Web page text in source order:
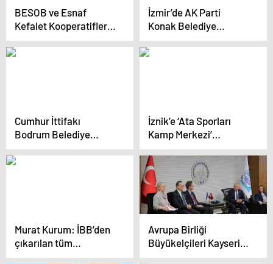
BESOB ve Esnaf
Kefalet Kooperatifleri
Üyeleriyle Buluştu
İzmir’de AK Parti
Konak Belediye
Başkan adayı Ceyda
Bölünmez Çankırı,
Cumhur İttifakı
Bodrum Belediye
Başkan Adayı Mehmet
Tosun, Spor
İznik’e ‘Ata Sporları
Kamp Merkezi’
kazandırılacak
Murat Kurum: İBB’den
çıkarılan tüm
kardeşlerimizi
Avrupa Birliği
Büyükelçileri Kayseri’yi
Ziyaret Etti